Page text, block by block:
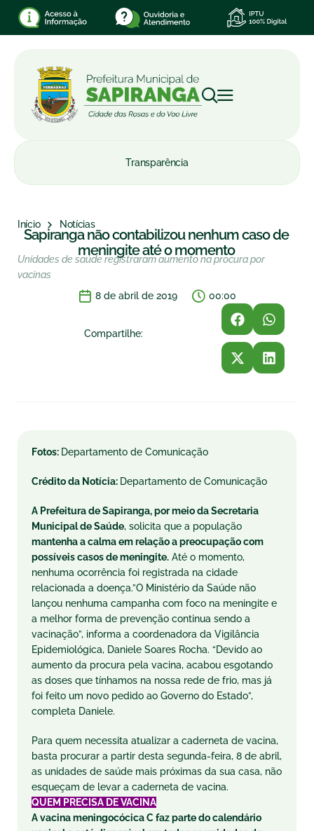
Transparência
Início Notícias
Sapiranga não contabilizou nenhum caso de
meningite até o momento
Unidades de saúde registraram aumento na procura por
vacinas
8 de abril de 2019
00:00
Compartilhe:
Fotos: Departamento de Comunicação
Crédito da Notícia: Departamento de Comunicação
A Prefeitura de Sapiranga, por meio da Secretaria
Municipal de Saúde, solicita que a população
mantenha a calma em relação a preocupação com
possíveis casos de meningite. Até o momento,
nenhuma ocorrência foi registrada na cidade
relacionada a doença.”O Ministério da Saúde não
lançou nenhuma campanha com foco na meningite e
a melhor forma de prevenção continua sendo a
vacinação”, informa a coordenadora da Vigilância
Epidemiológica, Daniele Soares Rocha. “Devido ao
aumento da procura pela vacina, acabou esgotando
as doses que tínhamos na nossa rede de frio, mas já
foi feito um novo pedido ao Governo do Estado”,
completa Daniele.
Para quem necessita atualizar a caderneta de vacina,
basta procurar a partir desta segunda-feira, 8 de abril,
as unidades de saúde mais próximas da sua casa, não
esqueçam de levar a caderneta de vacina.
QUEM PRECISA DE VACINA
A vacina meningocócica C faz parte do calendário